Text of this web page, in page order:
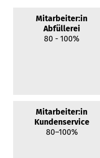
Mitarbeiter:in
Abfüllerei
80 - 100%
Mitarbeiter:in
Kundenservice
80–100%